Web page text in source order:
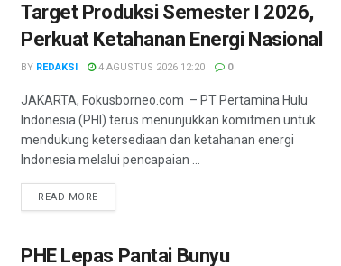
Target Produksi Semester I 2026,
Perkuat Ketahanan Energi Nasional
BY REDAKSI 4 AGUSTUS 2026 12:20 0
JAKARTA, Fokusborneo.com – PT Pertamina Hulu
Indonesia (PHI) terus menunjukkan komitmen untuk
mendukung ketersediaan dan ketahanan energi
Indonesia melalui pencapaian ...
READ MOREDETAILS
PHE Lepas Pantai Bunyu